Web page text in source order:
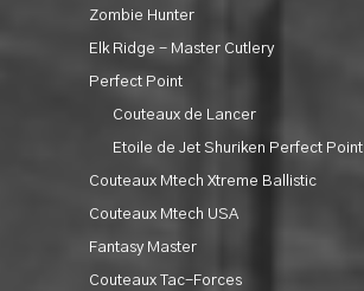
Zombie Hunter
Elk Ridge - Master Cutlery
Perfect Point
Couteaux de Lancer
Etoile de Jet Shuriken Perfect Point
Couteaux Mtech Xtreme Ballistic
Couteaux Mtech USA
Fantasy Master
Couteaux Tac-Forces